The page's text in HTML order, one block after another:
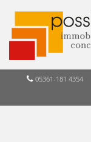
05361-181 4354